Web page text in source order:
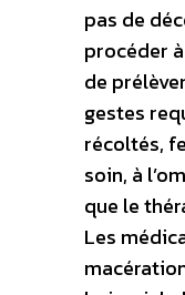
pas de
procéder
de
gestes
récoltés,
soin, à
que le
Les